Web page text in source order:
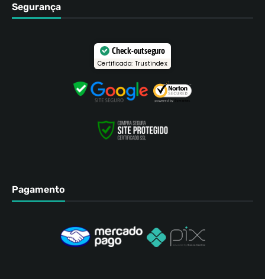
Segurança
Check-out seguro
Certificado: Trustindex
Pagamento